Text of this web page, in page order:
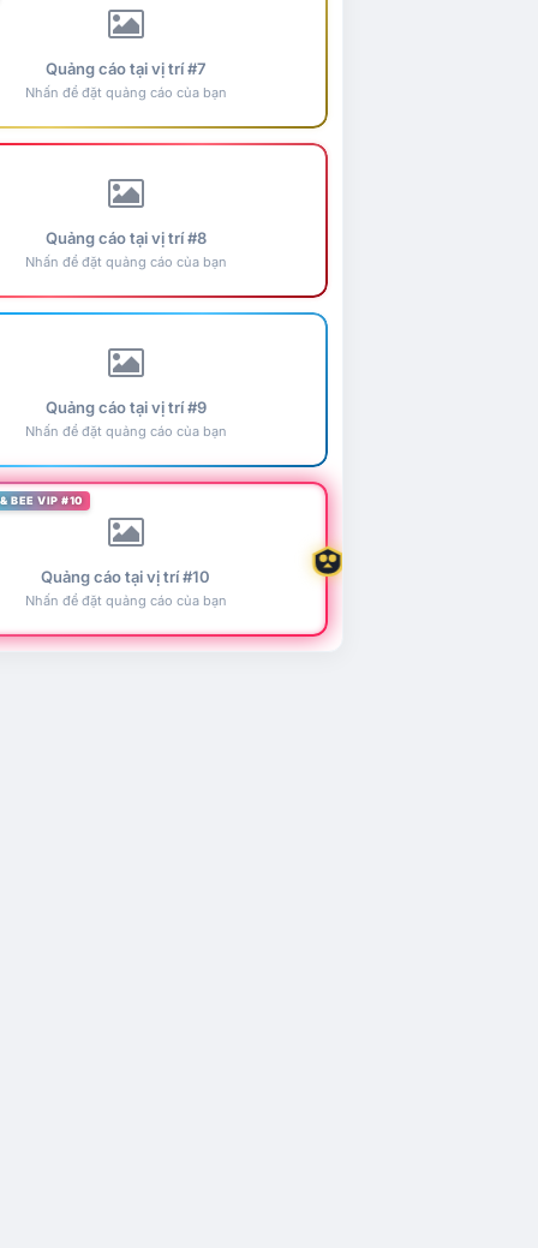
Quảng cáo tại vị trí #7
Nhấn để đặt quảng cáo của bạn
Quảng cáo tại vị trí #8
Nhấn để đặt quảng cáo của bạn
Quảng cáo tại vị trí #9
Nhấn để đặt quảng cáo của bạn
BEE VIP #10
Quảng cáo tại vị trí #10
Nhấn để đặt quảng cáo của bạn